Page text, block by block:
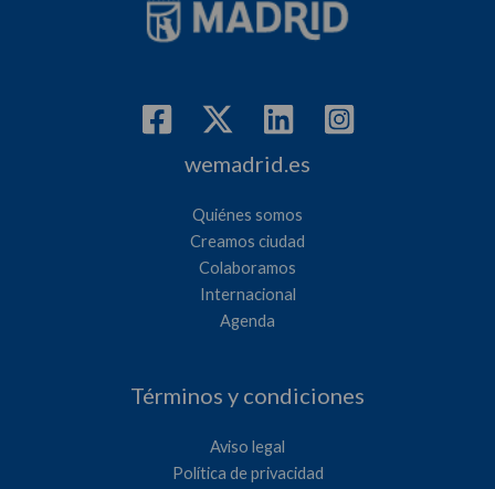
wemadrid.es
Quiénes somos
Creamos ciudad
Colaboramos
Internacional
Agenda
Términos y condiciones
Aviso legal
Política de privacidad